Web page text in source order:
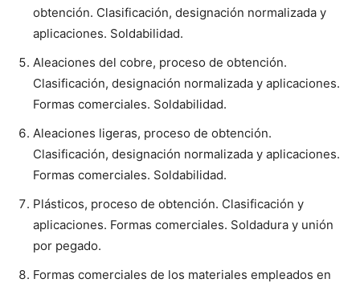
obtención. Clasificación, designación normalizada y
aplicaciones. Soldabilidad.
Aleaciones del cobre, proceso de obtención.
Clasificación, designación normalizada y aplicaciones.
Formas comerciales. Soldabilidad.
Aleaciones ligeras, proceso de obtención.
Clasificación, designación normalizada y aplicaciones.
Formas comerciales. Soldabilidad.
Plásticos, proceso de obtención. Clasificación y
aplicaciones. Formas comerciales. Soldadura y unión
por pegado.
Formas comerciales de los materiales empleados en